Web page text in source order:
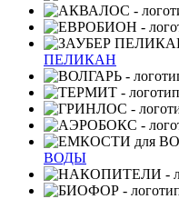
ПЕЛИКАН
ВОДЫ